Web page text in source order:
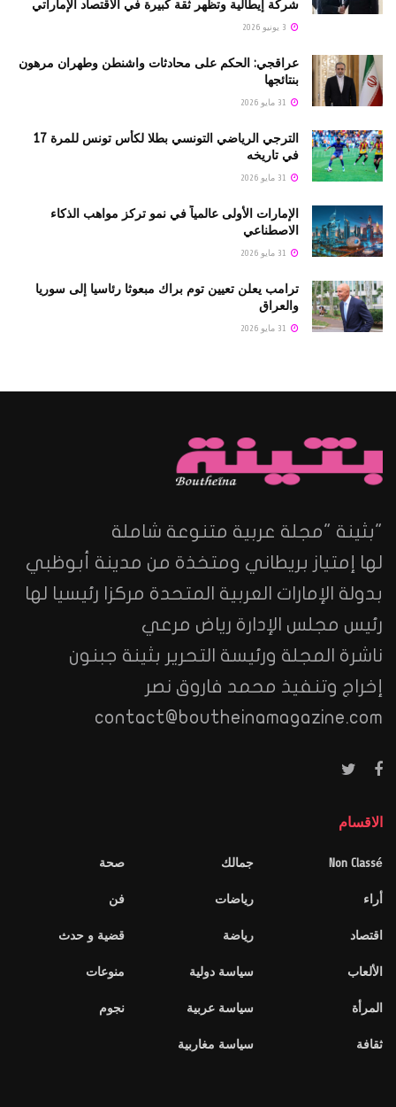
شركة إيطالية وتظهر ثقة كبيرة في الاقتصاد الإماراتي
عراقجي: الحكم على محادثات واشنطن وطهران مرهون
بنتائجها
الترجي الرياضي التونسي بطلا لكأس تونس للمرة 17
في تاريخه
الإمارات الأولى عالمياً في نمو تركز مواهب الذكاء
الاصطناعي
ترامب يعلن تعيين توم براك مبعوثا رئاسيا إلى سوريا
والعراق
"بثينة "مجلة عربية متنوعة شاملة
لها إمتياز بريطاني ومتخذة من مدينة أبوظبي
بدولة الإمارات العربية المتحدة مركزا رئيسيا لها
رئيس مجلس الإدارة رياض مرعي
ناشرة المجلة ورئيسة التحرير بثينة جبنون
إخراج وتنفيذ محمد فاروق نصر
contact@boutheinamagazine.com
الاقسام
Non Classé
أراء
اقتصاد
الألعاب
المرأة
ثقافة
جمالك
رياضات
رياضة
سياسة دولية
سياسة عربية
سياسة مغاربية
صحة
فن
قضية و حدث
منوعات
نجوم